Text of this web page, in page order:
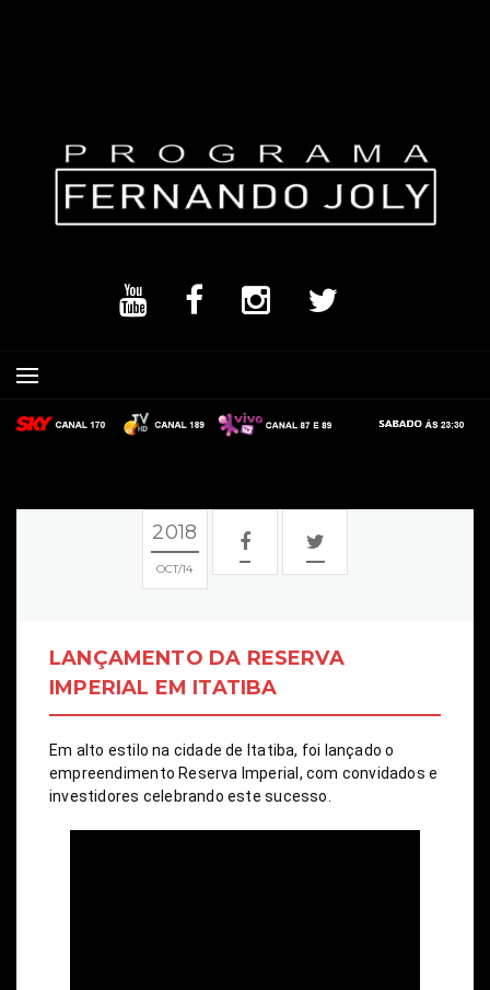
2018
OCT 14
LANÇAMENTO DA RESERVA
IMPERIAL EM ITATIBA
Em alto estilo na cidade de Itatiba, foi lançado o
empreendimento Reserva Imperial, com convidados e
investidores celebrando este sucesso.